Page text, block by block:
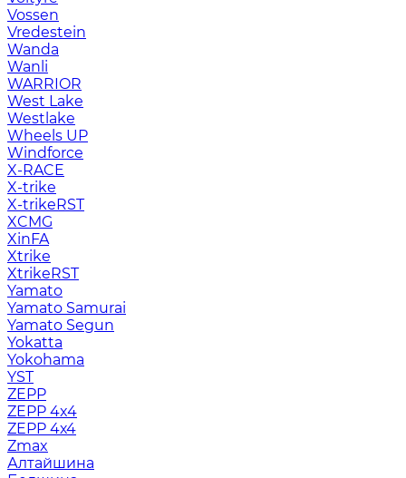
Vossen
Vredestein
Wanda
Wanli
WARRIOR
West Lake
Westlake
Wheels UP
Windforce
X-RACE
X-trike
X-trikeRST
XCMG
XinFA
Xtrike
XtrikeRST
Yamato
Yamato Samurai
Yamato Segun
Yokatta
Yokohama
YST
ZEPP
ZEPP 4x4
ZEPP 4х4
Zmax
Алтайшина